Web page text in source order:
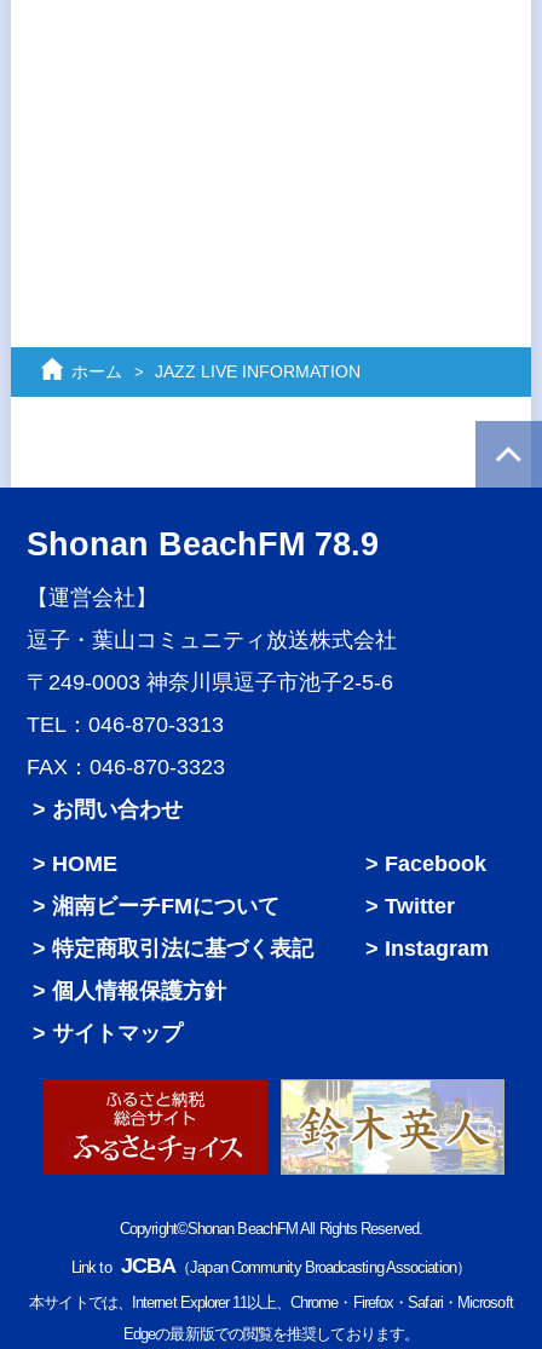
ホーム JAZZ LIVE INFORMATION
Shonan BeachFM 78.9
【運営会社】
逗子・葉山コミュニティ放送株式会社
〒249-0003 神奈川県逗子市池子2-5-6
TEL：046-870-3313
FAX：046-870-3323
> お問い合わせ
HOME
湘南ビーチFMについて
特定商取引法に基づく表記
個人情報保護方針
サイトマップ
Facebook
Twitter
Instagram
Copyright©Shonan BeachFM All Rights Reserved.
Link to JCBA（Japan Community Broadcasting Association）
本サイトでは、Internet Explorer 11以上、Chrome・Firefox・Safari・Microsoft
Edgeの最新版での閲覧を推奨しております。